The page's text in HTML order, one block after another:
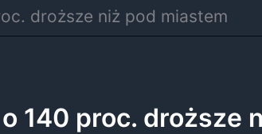
droższe niż pod miastem
140 proc. droższe